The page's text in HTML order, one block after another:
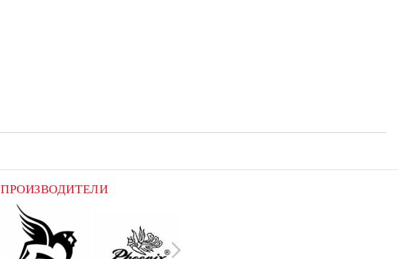
Въглен за рисуване Koh-I-
Noor Натурален Ø 6–7 mm 6
бр.
€4.99
ТЕКСТИЛНА
НЕПРОМОКАЕМА ОТДЕЛНИ
ЦВЕТОВЕ
€1.38 2.70лв.
ПРОИЗВОДИТЕЛИ